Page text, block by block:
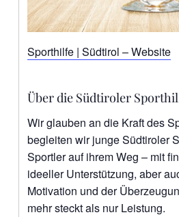
Sporthilfe | Südtirol – Website
Über die Südtiroler
Wir glauben an die Kraft des
begleiten wir junge Südtiroler
Sportler auf ihrem Weg – mit
ideeller Unterstützung, aber
Motivation und der
mehr steckt als nur Leistung.